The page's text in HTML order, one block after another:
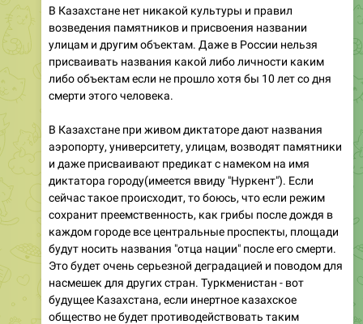
В Казахстане нет никакой культуры и правил
возведения памятников и присвоения названии
улицам и другим объектам. Даже в России нельзя
присваивать названия какой либо личности каким
либо объектам если не прошло хотя бы 10 лет со дня
смерти этого человека.
В Казахстане при живом диктаторе дают названия
аэропорту, университету, улицам, возводят памятники
и даже присваивают предикат с намеком на имя
диктатора городу(имеется ввиду "Нуркент"). Если
сейчас такое происходит, то боюсь, что если режим
сохранит преемственность, как грибы после дождя в
каждом городе все центральные проспекты, площади
будут носить названия "отца нации" после его смерти.
Это будет очень серьезной деградацией и поводом для
насмешек для других стран. Туркменистан - вот
будущее Казахстана, если инертное казахское
общество не будет противодействовать таким